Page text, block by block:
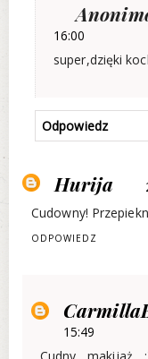
16:00
super,dzięki
Odpowiedz
Hurija
Cudowny!
ODPOWIEDZ
15:49
Cudny makijaż